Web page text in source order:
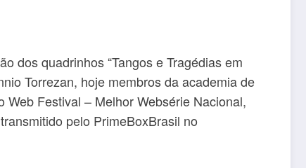
dos quadrinhos “Tangos e Tragédias em
Torrezan, hoje membros da academia de
Festival – Melhor Websérie Nacional,
pelo PrimeBoxBrasil no